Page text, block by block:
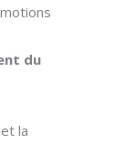
du
et la